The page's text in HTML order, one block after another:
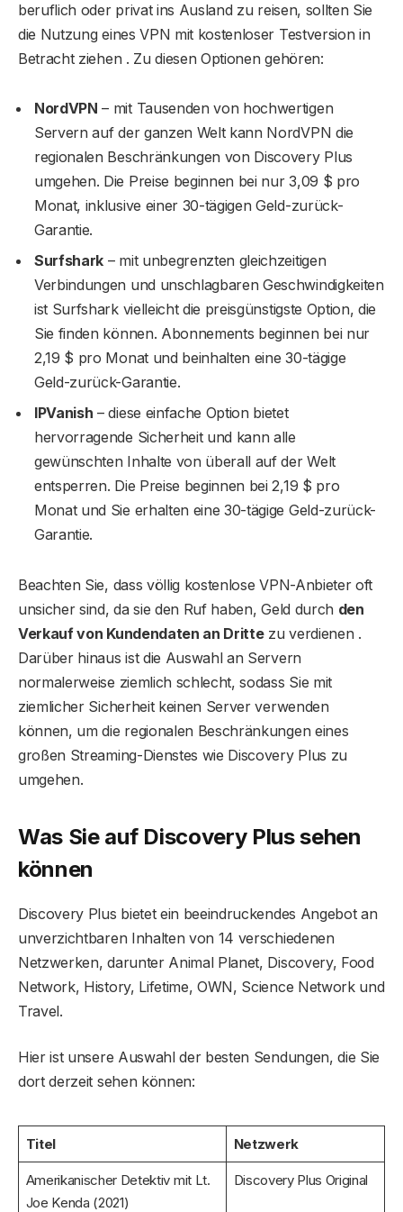
beruflich oder privat ins Ausland zu reisen, sollten Sie
die Nutzung eines VPN mit kostenloser Testversion in
Betracht ziehen . Zu diesen Optionen gehören:
NordVPN – mit Tausenden von hochwertigen
Servern auf der ganzen Welt kann NordVPN die
regionalen Beschränkungen von Discovery Plus
umgehen. Die Preise beginnen bei nur 3,09 $ pro
Monat, inklusive einer 30-tägigen Geld-zurück-
Garantie.
Surfshark – mit unbegrenzten gleichzeitigen
Verbindungen und unschlagbaren Geschwindigkeiten
ist Surfshark vielleicht die preisgünstigste Option, die
Sie finden können. Abonnements beginnen bei nur
2,19 $ pro Monat und beinhalten eine 30-tägige
Geld-zurück-Garantie.
IPVanish – diese einfache Option bietet
hervorragende Sicherheit und kann alle
gewünschten Inhalte von überall auf der Welt
entsperren. Die Preise beginnen bei 2,19 $ pro
Monat und Sie erhalten eine 30-tägige Geld-zurück-
Garantie.
Beachten Sie, dass völlig kostenlose VPN-Anbieter oft
unsicher sind, da sie den Ruf haben, Geld durch den
Verkauf von Kundendaten an Drittezu verdienen .
Darüber hinaus ist die Auswahl an Servern
normalerweise ziemlich schlecht, sodass Sie mit
ziemlicher Sicherheit keinen Server verwenden
können, um die regionalen Beschränkungen eines
großen Streaming-Dienstes wie Discovery Plus zu
umgehen.
Was Sie auf Discovery Plus sehen
können
Discovery Plus bietet ein beeindruckendes Angebot an
unverzichtbaren Inhalten von 14 verschiedenen
Netzwerken, darunter Animal Planet, Discovery, Food
Network, History, Lifetime, OWN, Science Network und
Travel.
Hier ist unsere Auswahl der besten Sendungen, die Sie
dort derzeit sehen können:
Titel Netzwerk
Amerikanischer Detektiv mit Lt.
Joe Kenda (2021)
Discovery Plus Original